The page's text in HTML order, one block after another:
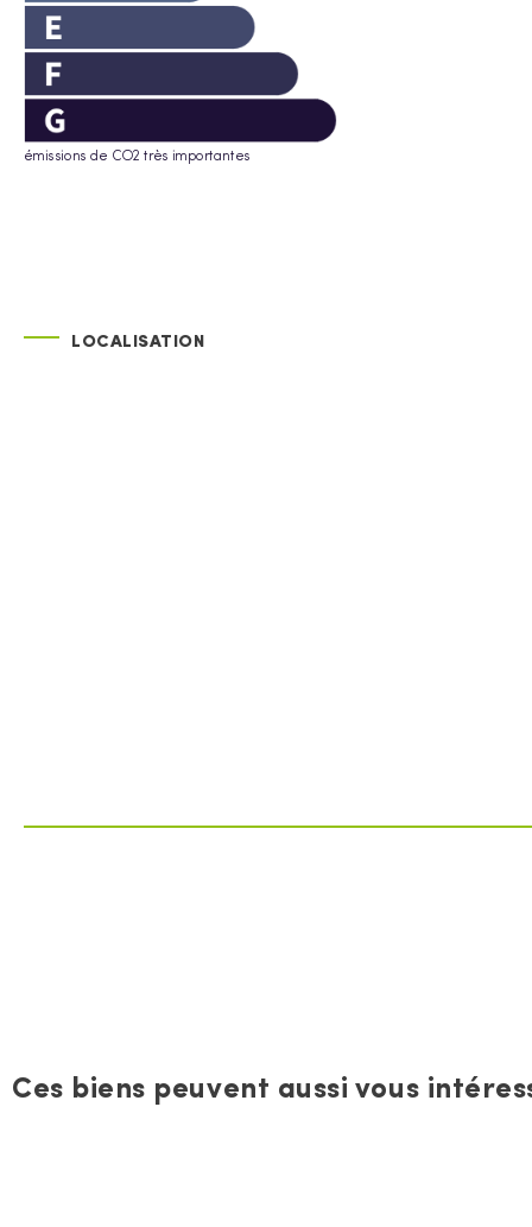
émissions de CO2 très importantes
LOCALISATION
Ces biens peuvent aussi vous